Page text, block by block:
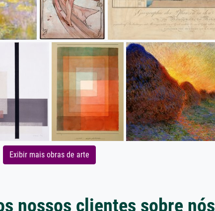
Exibir mais obras de arte
nossos clientes sobre nós